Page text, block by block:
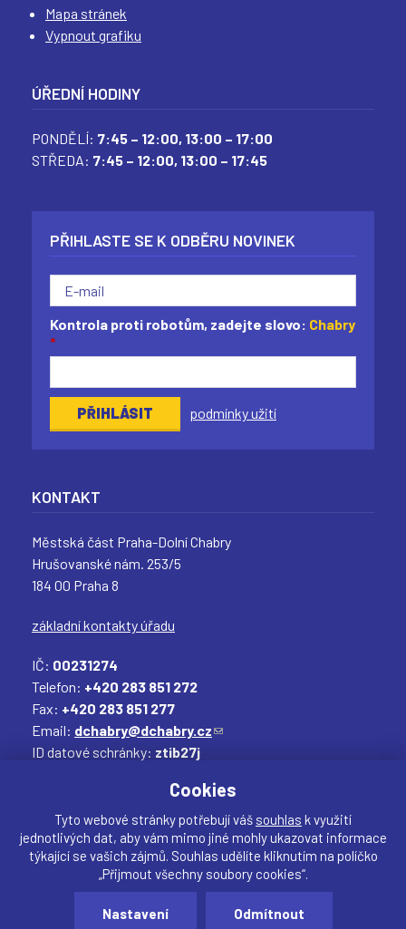
Mapa stránek
Vypnout grafiku
ÚŘEDNÍ HODINY
PONDĚLÍ: 7:45 – 12:00, 13:00 – 17:00
STŘEDA: 7:45 – 12:00, 13:00 – 17:45
PŘIHLASTE SE K ODBĚRU NOVINEK
Kontrola proti robotům, zadejte slovo: Chabry
*
podmínky užití
KONTAKT
Městská část Praha-Dolní Chabry
Hrušovanské nám. 253/5
184 00 Praha 8
základní kontakty úřadu
IČ: 00231274
Telefon: +420 283 851 272
Fax: +420 283 851 277
Email: dchabry@dchabry.cz(
k
a
z
o
d
ID datové schránky: ztib27j
d
k
a
Sdílet
Vytvořil:
drualas.cz
Cookies
Tyto webové stránky potřebují váš souhlas k využití
jednotlivých dat, aby vám mimo jiné mohly ukazovat informace
týkající se vašich zájmů. Souhlas udělíte kliknutím na políčko
„Přijmout všechny soubory cookies“.
Nastavení Odmítnout